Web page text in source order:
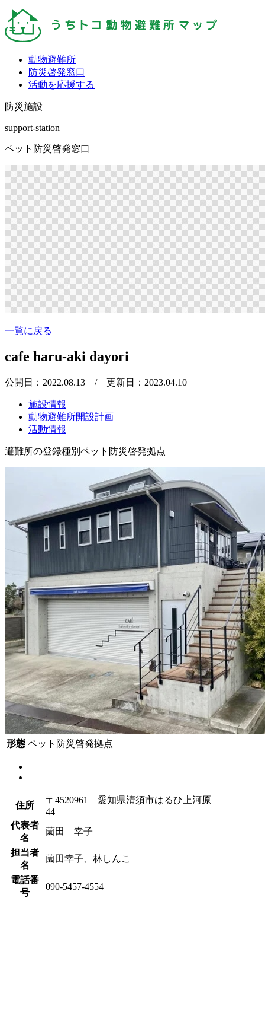
動物避難所
防災啓発窓口
活動を応援する
防災施設
support-station
ペット防災啓発窓口
一覧に戻る
cafe haru-aki dayori
公開日：2022.08.13 / 更新日：2023.04.10
施設情報
動物避難所開設計画
活動情報
避難所の登録種別 ペット防災啓発拠点
形態 ペット防災啓発拠点
住所
〒4520961 愛知県清須市はるひ上河原
44
代表者
名
薗田 幸子
担当者
名
薗田幸子、林しんこ
電話番
号
090-5457-4554